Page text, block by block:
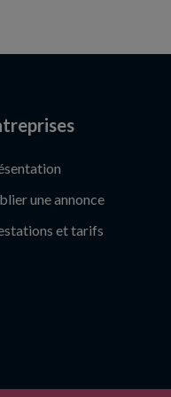
une annonce
et tarifs